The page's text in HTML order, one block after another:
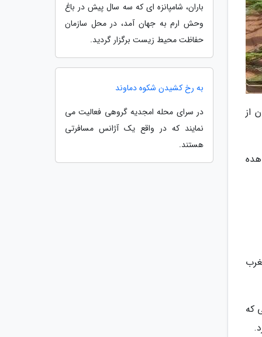
از
که
باران، شامپانزه ای که سه سال پیش در باغ
وحش ارم به جهان آمد، در محل سازمان
حفاظت محیط زیست برگزار گردید.
به رخ کشیدن شکوه دماوند
در سرای محله امجدیه گروهی فعالیت می
نمایند که در واقع یک آژانس مسافرتی
هستند.